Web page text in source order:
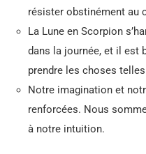
résister obstinément au
La Lune en Scorpion
dans la journée, et il est
prendre les choses
Notre imagination et
renforcées. Nous
à notre intuition.